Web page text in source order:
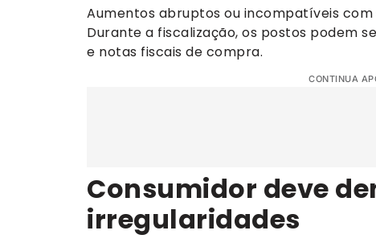
Aumentos abruptos ou incompatíveis
Durante a fiscalização, os postos podem
e notas fiscais de compra.
CONTINUA
Consumidor deve
irregularidades